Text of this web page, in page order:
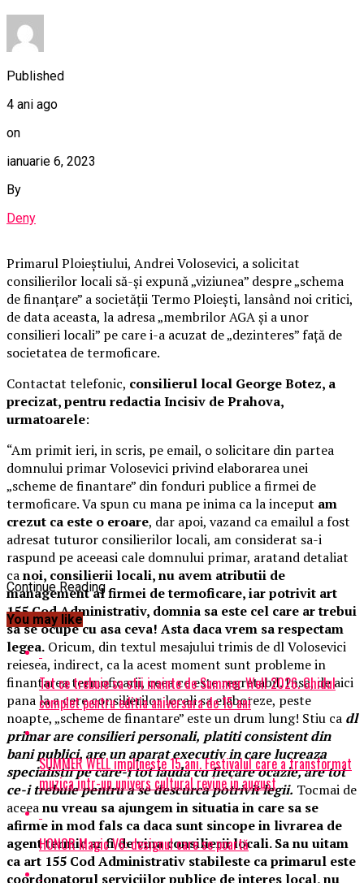
Published
4 ani ago
on
ianuarie 6, 2023
By
Deny
Primarul Ploieștiului, Andrei Volosevici, a solicitat
consilierilor locali să-și expună „viziunea” despre „schema
de finanțare” a societății Termo Ploiești, lansând noi critici,
de data aceasta, la adresa „membrilor AGA și a unor
consilieri locali” pe care i-a acuzat de „dezinteres” față de
societatea de termoficare.
Contactat telefonic, consilierul local George Botez, a
precizat, pentru redactia Incisiv de Prahova,
urmatoarele:
“Am primit ieri, in scris, pe email, o solicitare din partea
domnului primar Volosevici privind elaborarea unei
„scheme de finantare” din fonduri publice a firmei de
termoficare. Va spun cu mana pe inima ca la inceput am
crezut ca este o eroare, dar apoi, vazand ca emailul a fost
adresat tuturor consilierilor locali, am considerat sa-i
raspund pe aceeasi cale domnului primar, aratand detaliat
canoi, consilierii locali, nu avem atributii de
management al firmei de termoficare, iar potrivit art
155 Cod Administrativ, domnia sa este cel care ar trebui
sa se ocupe cu asa ceva! Asta daca vrem sa respectam
legea. Oricum, din textul mesajului trimis de dl Volosevici
reiesea, indirect, ca la acest moment sunt probleme in
finantarea termoficarii, ceea ce este regretabil. Insa, de aici
pana la a cere consilierilor locali sa elaboreze, peste
noapte, „scheme de finantare” este un drum lung! Stiu ca dl
primar are consilieri personali, platiti consistent din
bani publici, are un aparat executiv in care lucreaza
specialistii pe care-i tot lauda cu fiecare ocazie, are tot
ce-i trebuie pentru a se descurca potrivit legii. Tocmai de
aceeanu vreau sa ajungem in situatia in care sa se
afirme in mod fals ca daca sunt sincope in livrarea de
agent termic ar fi de vina consilierii locali. Sa nu uitam
ca art 155 Cod Administrativ stabileste ca primarul este
coordonatorul serviciilor publice de interes local, nu
Continue Reading
You may like
Tot ce trebuie sa stii inainte de Summer Well 2026. Ghidul
complet pentru editia aniversara de 15 ani
SUMMER WELL implineste 15 ani. Festivalul care a transformat
muzica intr-un univers cultural revine in august
HONOR Magic V6: designul care se poartă